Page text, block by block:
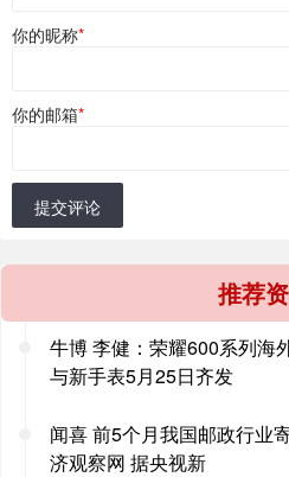
你的昵称*
你的邮箱*
提交评论
推荐
牛博 李健：荣耀600系列海
与新手表5月25日齐发
闻喜 前5个月我国邮政行业
济观察网 据央视新